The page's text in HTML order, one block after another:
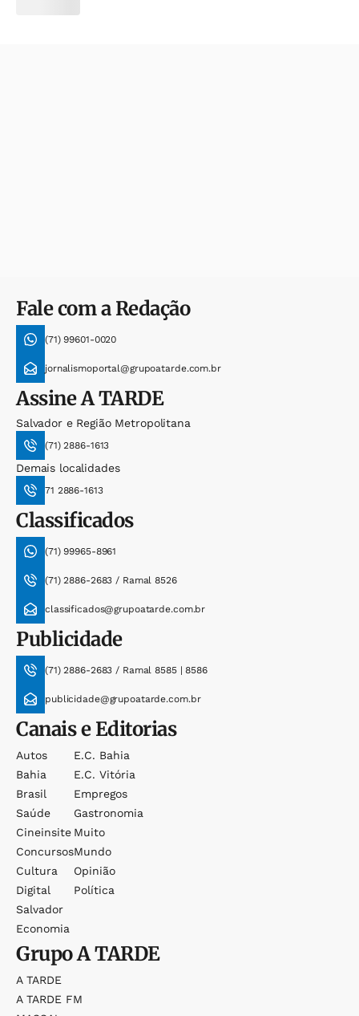
Fale com a Redação
(71) 99601-0020
jornalismoportal@grupoatarde.com.br
AssineA TARDE
Salvador e Região Metropolitana
(71) 2886-1613
Demais localidades
71 2886-1613
Classificados
(71) 99965-8961
(71) 2886-2683 / Ramal 8526
classificados@grupoatarde.com.br
Publicidade
(71) 2886-2683 / Ramal 8585 | 8586
publicidade@grupoatarde.com.br
Canais e Editorias
Autos
Bahia
Brasil
Saúde
Cineinsite
Concursos
Cultura
Digital
Salvador
Economia
E.c. Bahia
E.c. Vitória
Empregos
Gastronomia
Muito
Mundo
Opinião
Política
GrupoA TARDE
A TARDE
A TARDE FM